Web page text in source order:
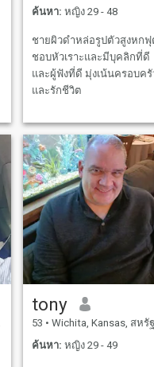
ค้นหา: หญิง 29 - 48
ชายผิวดำหล่อรูปตัวสูงหกฟุ
ชอบหัวเราะและมีบุคลิกที่ดี
และผู้ฟังที่ดี มุ่งเน้นครอบครั
และรักชีวิต
tony
53 • Wichita, Kansas, สหรัฐอเมริกา
ค้นหา: หญิง 29 - 49